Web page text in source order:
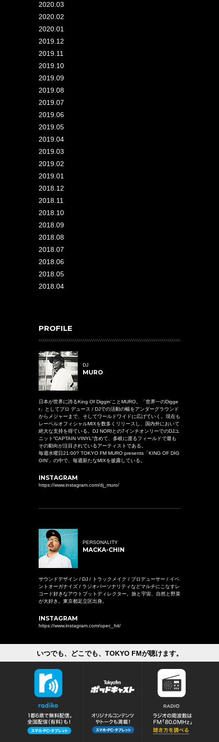
2020.03
2020.02
2020.01
2019.12
2019.11
2019.10
2019.09
2019.08
2019.07
2019.06
2019.05
2019.04
2019.03
2019.02
2019.01
2018.12
2018.11
2018.10
2018.09
2018.08
2018.07
2018.06
2018.05
2018.04
PROFILE
DJ
MURO
日本が世界に誇るKing Of Diggin'ことMURO。「世界一のDigge
r」としてプロ デュース / DJでの活動の幅をアンダーグラウンド
からメジャーまで、そしてワールドワイドに広げていく。現在も
レーベルオフィシャルMIXを数多くリリースし、国内外において
絶大な支持を得ている。DJ NORIとの7インチオンリーでのDJユ
ニット“CAPTAIN VINYL”含めて、多岐に渡るフィールドで最も
その動向が注目されているアーティストである。
毎週水曜日21:00? TOKYO FM MURO presents「KING OF DIG
GIN’」の中で、毎週新たなMIXを披露している。
INSTAGRAM
https://www.instagram.com/dj_muro/
PERSONALITY
MACKA-CHIN
サウンドデザイン / DJ / トラックメイク / プロデューサー / イベ
ントオーガナイズ / ラジオパーソナリティなどマルチにこなすレ
コード好きなアウトプットディレクター。旅と宇宙、自然と野菜
が大好き。東京都足立区出身。
INSTAGRAM
https://www.instagram.com/opec_hit/
いつでも、どこでも、TOKYO FMが聴けます。